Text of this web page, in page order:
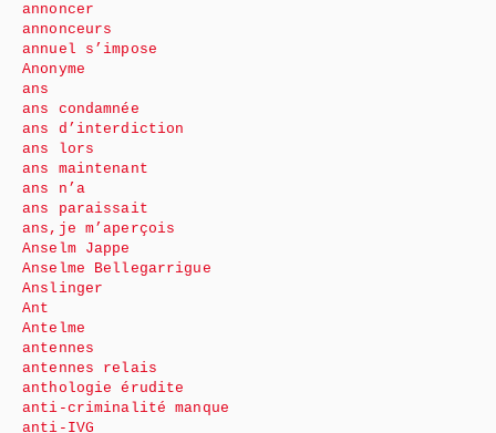
annoncer
annonceurs
annuel s’impose
Anonyme
ans
ans condamnée
ans d’interdiction
ans lors
ans maintenant
ans n’a
ans paraissait
ans,je m’aperçois
Anselm Jappe
Anselme Bellegarrigue
Anslinger
Ant
Antelme
antennes
antennes relais
anthologie érudite
anti-criminalité manque
anti-IVG